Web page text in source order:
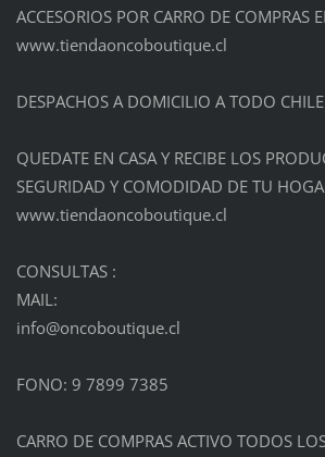
ACCESORIOS POR CARRO DE COMPRAS
www.tiendaoncoboutique.cl
DESPACHOS A DOMICILIO A TODO
QUEDATE EN CASA Y RECIBE LOS
SEGURIDAD Y COMODIDAD DE TU
www.tiendaoncoboutique.cl
CONSULTAS :
MAIL:
info@oncoboutique.cl
FONO: 9 7899 7385
CARRO DE COMPRAS ACTIVO TODOS